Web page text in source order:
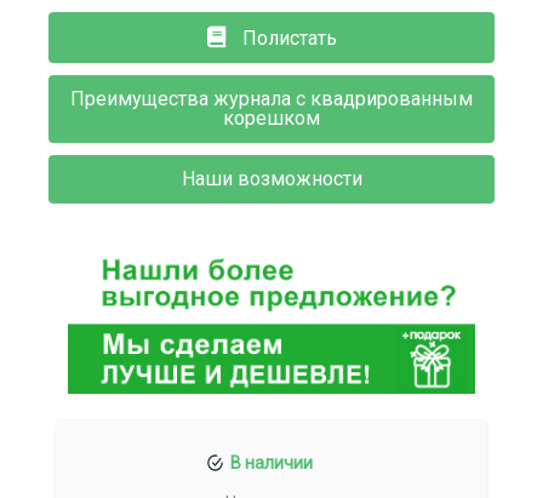
Полистать
Преимущества журнала с квадрированным
корешком
Наши возможности
В наличии